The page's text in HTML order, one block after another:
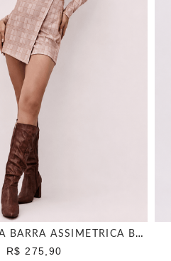
MANGA LONGA BARRA ASSIMETRICA BEGE PAPER
R$ 275,90